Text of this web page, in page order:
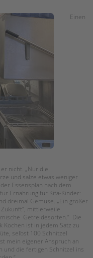
Einen
nicht. „Nur die
und salze etwas weniger
Essensplan nach dem
Ernährung für Kita-Kinder:
dreimal Gemüse. „Ein großer
mittlerweile
Getreidesorten.“ Die
Kochen ist in jedem Satz zu
selbst 100 Schnitzel
mein eigener Anspruch an
und die fertigen Schnitzel ins